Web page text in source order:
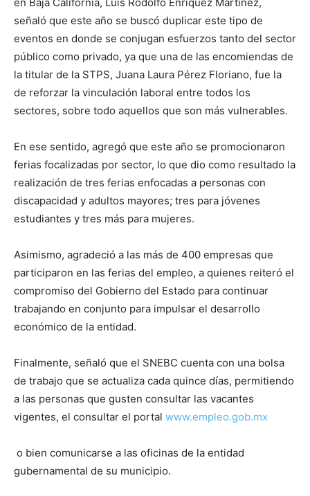
señaló que este año se buscó duplicar este tipo de
eventos en donde se conjugan esfuerzos tanto del sector
público como privado, ya que una de las encomiendas de
la titular de la STPS, Juana Laura Pérez Floriano, fue la
de reforzar la vinculación laboral entre todos los
sectores, sobre todo aquellos que son más vulnerables.
En ese sentido, agregó que este año se promocionaron
ferias focalizadas por sector, lo que dio como resultado la
realización de tres ferias enfocadas a personas con
discapacidad y adultos mayores; tres para jóvenes
estudiantes y tres más para mujeres.
Asimismo, agradeció a las más de 400 empresas que
participaron en las ferias del empleo, a quienes reiteró el
compromiso del Gobierno del Estado para continuar
trabajando en conjunto para impulsar el desarrollo
económico de la entidad.
Finalmente, señaló que el SNEBC cuenta con una bolsa
de trabajo que se actualiza cada quince días, permitiendo
a las personas que gusten consultar las vacantes
vigentes, el consultar el portal www.empleo.gob.mx
o bien comunicarse a las oficinas de la entidad
gubernamental de su municipio.